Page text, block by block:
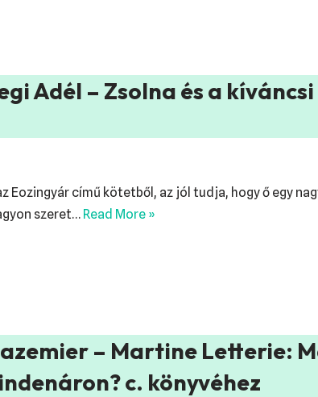
Adél – Zsolna és a kíváncsi
Eozingyár című kötetből, az jól tudja, hogy ő egy
szeret… Read More »
– Martine Letterie:
c. könyvéhez